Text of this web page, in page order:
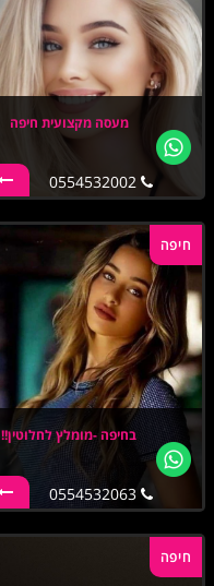
מעסה מקצועית חיפה
0554532002
חיפה
בחיפה -מומלץ לחלוטין!!
0554532063
חיפה